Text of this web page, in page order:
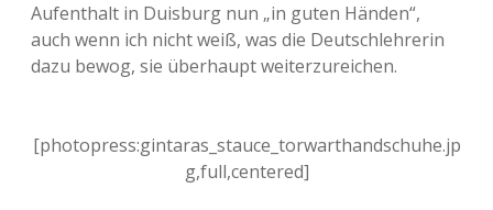
Aufenthalt in Duisburg nun „in guten Händen“,
auch wenn ich nicht weiß, was die Deutschlehrerin
dazu bewog, sie überhaupt weiterzureichen.
[photopress:gintaras_stauce_torwarthandschuhe.jp
g,full,centered]